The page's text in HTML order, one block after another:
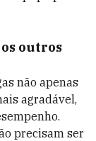
outros
não apenas
agradável,
precisam ser